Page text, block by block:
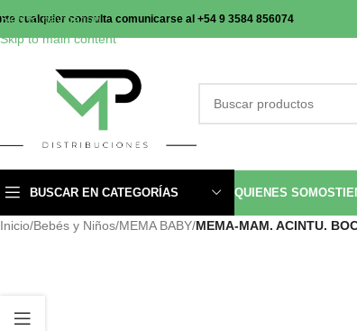
Skip to navigation
Skip to main content
cualquier consulta comunicarse al +54 9 3584 856074
BUSCAR EN CATEGORÍAS QUIENES SOMOS
Inicio/Bebés y Niños/MEMA BABY/MEMA-MAM. ACINTU.